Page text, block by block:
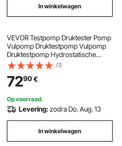
In winkelwagen
VEVOR Testpomp Druktester Pomp
Vulpomp Druktestpomp Vulpomp
Druktestpomp Hydrostatische
Testpomp Hydraulische
Druktestpomp 60 Bar / 860 Psi / 6
MPa Waterdruktester 12 L
Tankvolume
(1)
7290€
Op voorraad.
Levering:zodra Do. Aug. 13
In winkelwagen